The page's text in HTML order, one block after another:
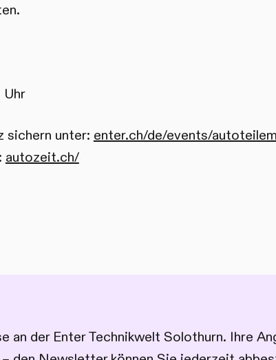
Uhr
sichern unter: enter.ch/de/events/
autozeit.ch/
an der Enter Technikwelt Solothurn. Ihre